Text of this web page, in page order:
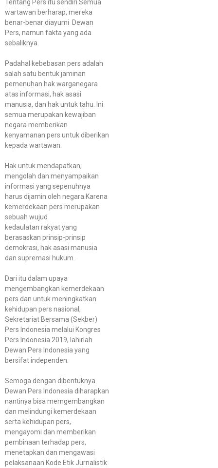
Tentang Pers itu sendiri.Semua
wartawan berharap, mereka
benar-benar diayumi Dewan
Pers, namun fakta yang ada
sebaliknya.
Padahal kebebasan pers adalah
salah satu bentuk jaminan
pemenuhan hak warganegara
atas informasi, hak asasi
manusia, dan hak untuk tahu. Ini
semua merupakan kewajiban
negara memberikan
kenyamanan pers untuk diberikan
kepada wartawan.
Hak untuk mendapatkan,
mengolah dan menyampaikan
informasi yang sepenuhnya
harus dijamin oleh negara.Karena
kemerdekaan pers merupakan
sebuah wujud
kedaulatan rakyat yang
berasaskan prinsip-prinsip
demokrasi, hak asasi manusia
dan supremasi hukum.
Dari itu dalam upaya
mengembangkan kemerdekaan
pers dan untuk meningkatkan
kehidupan pers nasional,
Sekretariat Bersama (Sekber)
Pers Indonesia melalui Kongres
Pers Indonesia 2019, lahirlah
Dewan Pers Indonesia yang
bersifat independen.
Semoga dengan dibentuknya
Dewan Pers Indonesia diharapkan
nantinya bisa memgembangkan
dan melindungi kemerdekaan
serta kehidupan pers,
mengayomi dan memberikan
pembinaan terhadap pers,
menetapkan dan mengawasi
pelaksanaan Kode Etik Jurnalistik